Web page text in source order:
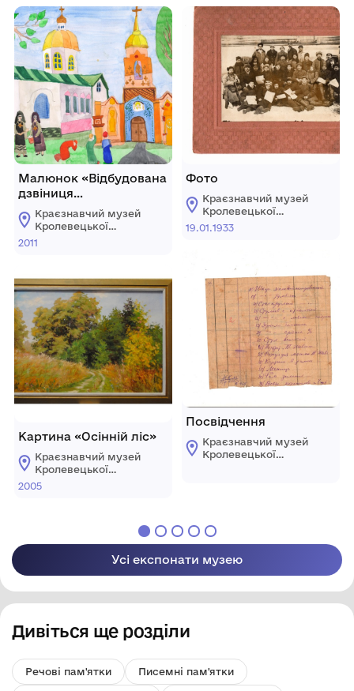
Малюнок «Відбудована
дзвіниця
Преображенської
церкви. 2000 рік»
Краєзнавчий музей
Кролевецької
міської ради
2011
Картина «Осінній ліс»
Краєзнавчий музей
Кролевецької
міської ради
2005
Фото
Краєзнавчий музей
Кролевецької
міської ради
19.01.1933
Посвідчення
Краєзнавчий музей
Кролевецької
Усі експонати музею
Дивіться ще розділи
Речові пам'ятки Писемні пам'ятки